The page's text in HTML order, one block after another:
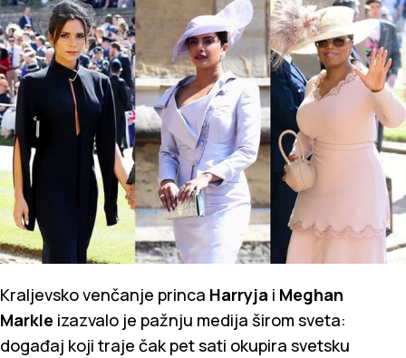
Kraljevsko venčanje princa Harryja i Meghan
Markle izazvalo je pažnju medija širom sveta:
događaj koji traje čak pet sati okupira svetsku